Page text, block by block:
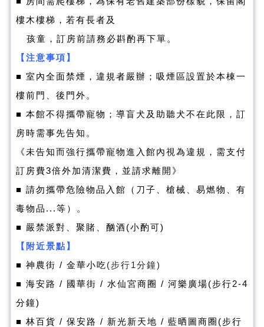
樓木樓梯，若有長者及
孩童，訂房前請務必斟酌再下單。
【注意事項】
■ 室內全面禁煙，違規者嚴辦；吸煙區設置於本棟一
樓前門、後門外。
■ 本館不得攜帶寵物；導盲犬及助聽犬不在此限，訂
房時需事先告知。
《未告知而強行攜帶寵物進 入館內視為違規，需支付
訂房費3倍外加清潔費，並請求離開》
■ 請勿攜帶危險物品入館（刀子、槍械、易燃物、有
毒物品...等）。
■ 嚴禁派對、聚賭、酗酒(小酌可)
【附近景點】
■ 神農街 / 金華小吃(步行1分鐘)
■ 海安路 / 國華街 / 水仙宮商圈 / 河樂廣場(步行2-4
分鐘)
■ 林百貨 / 保安路 / 新光新天地 / 藍晒圖商圈(步行